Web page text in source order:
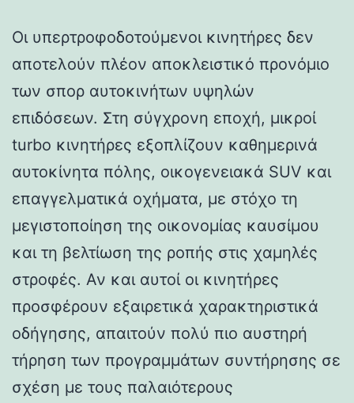
Οι υπερτροφοδοτούμενοι κινητήρες δεν
αποτελούν πλέον αποκλειστικό προνόμιο
των σπορ αυτοκινήτων υψηλών
επιδόσεων. Στη σύγχρονη εποχή, μικροί
turbo κινητήρες εξοπλίζουν καθημερινά
αυτοκίνητα πόλης, οικογενειακά SUV και
επαγγελματικά οχήματα, με στόχο τη
μεγιστοποίηση της οικονομίας καυσίμου
και τη βελτίωση της ροπής στις χαμηλές
στροφές. Αν και αυτοί οι κινητήρες
προσφέρουν εξαιρετικά χαρακτηριστικά
οδήγησης, απαιτούν πολύ πιο αυστηρή
τήρηση των προγραμμάτων συντήρησης σε
σχέση με τους παλαιότερους